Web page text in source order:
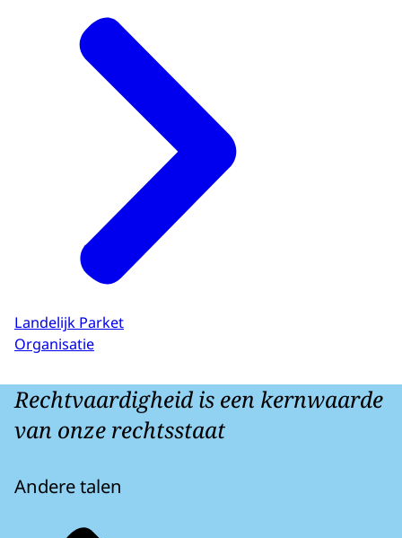
Landelijk Parket
Organisatie
Rechtvaardigheid is een kernwaarde
van onze rechtsstaat
Andere talen